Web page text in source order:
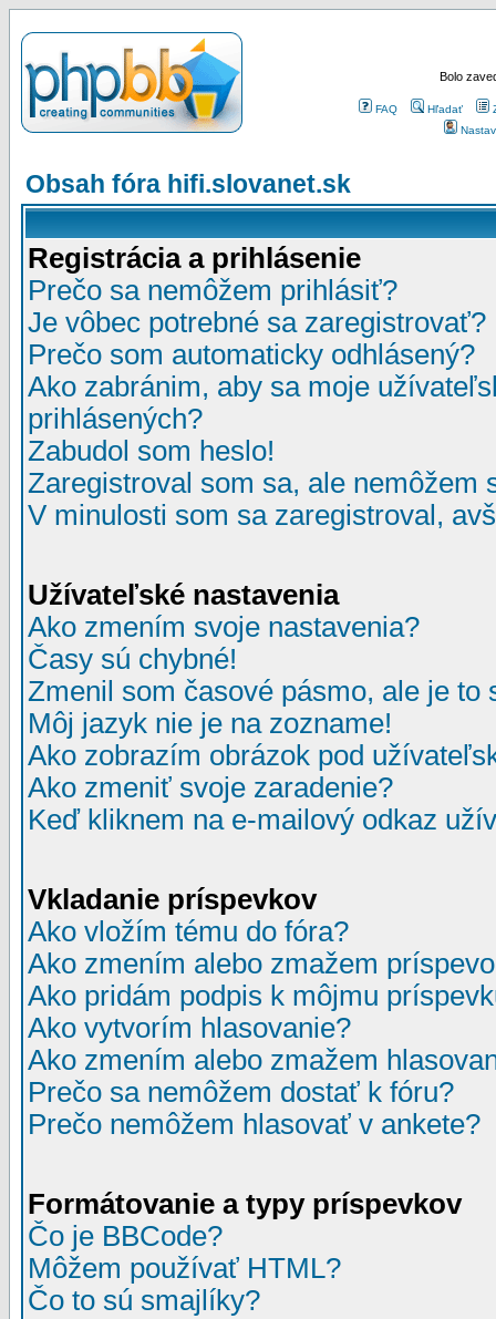
Bolo
FAQ Hľadať
Obsah fóra hifi.slovanet.sk
Registrácia a prihlásenie
Prečo sa nemôžem prihlásiť?
Je vôbec potrebné sa zaregistrovať?
Prečo som automaticky odhlásený?
Ako zabránim, aby sa moje
prihlásených?
Zabudol som heslo!
Zaregistroval som sa, ale nemôžem
V minulosti som sa zaregistroval,
Užívateľské nastavenia
Ako zmením svoje nastavenia?
Časy sú chybné!
Zmenil som časové pásmo, ale je to
Môj jazyk nie je na zozname!
Ako zobrazím obrázok pod
Ako zmeniť svoje zaradenie?
Keď kliknem na e-mailový odkaz
Vkladanie príspevkov
Ako vložím tému do fóra?
Ako zmením alebo zmažem
Ako pridám podpis k môjmu
Ako vytvorím hlasovanie?
Ako zmením alebo zmažem
Prečo sa nemôžem dostať k fóru?
Prečo nemôžem hlasovať v ankete?
Formátovanie a typy príspevkov
Čo je BBCode?
Môžem používať HTML?
Čo to sú smajlíky?